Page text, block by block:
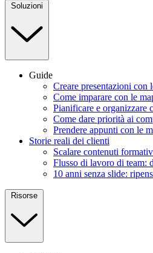
Soluzioni
Guide
Creare presentazioni con
Come imparare con le
Pianificare e organizzare
Come dare priorità ai
Prendere appunti con le
Storie reali dei clienti
Scalare contenuti
Flusso di lavoro di team:
10 anni senza slide:
Risorse